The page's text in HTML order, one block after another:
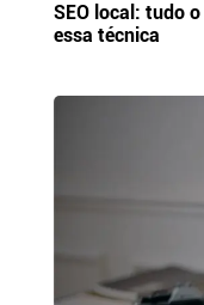
SEO local: tudo
essa técnica